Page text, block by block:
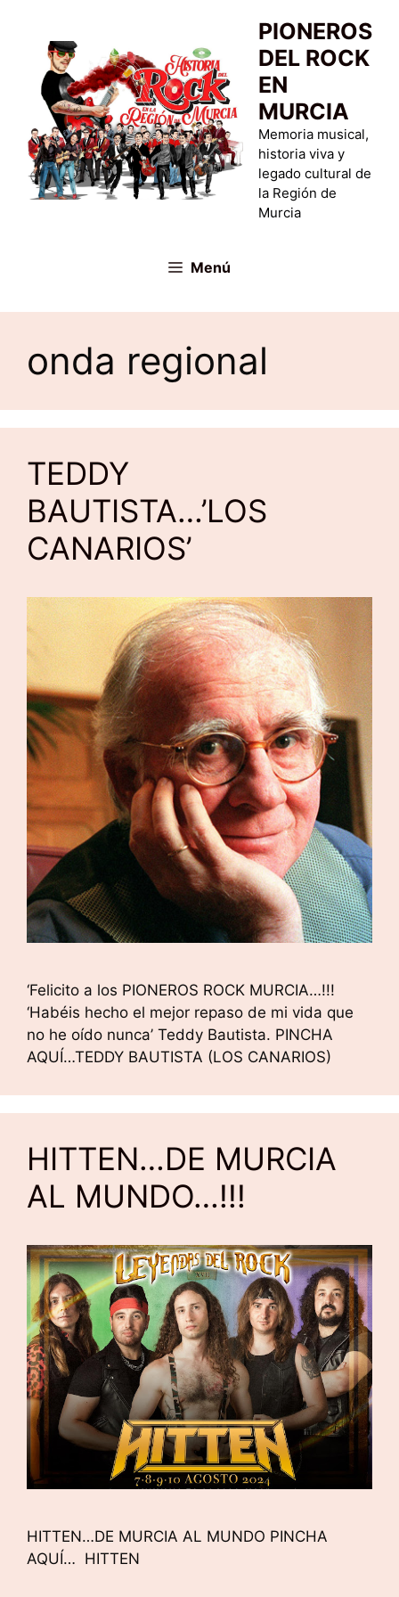
contenido
PIONEROS
DEL ROCK
EN
MURCIA
Memoria musical,
historia viva y
legado cultural de
la Región de
Murcia
Menú
onda regional
TEDDY
BAUTISTA…’LOS
CANARIOS’
‘Felicito a los PIONEROS ROCK MURCIA…!!!
‘Habéis hecho el mejor repaso de mi vida que
no he oído nunca’ Teddy Bautista. PINCHA
AQUÍ…TEDDY BAUTISTA (LOS CANARIOS)
HITTEN…DE MURCIA
AL MUNDO…!!!
HITTEN…DE MURCIA AL MUNDO PINCHA
AQUÍ… HITTEN